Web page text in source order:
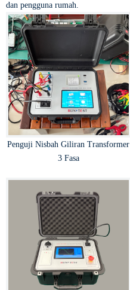
dan pengguna rumah.
Penguji Nisbah Giliran Transformer
3 Fasa